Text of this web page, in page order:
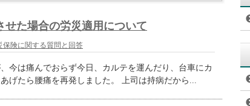
せた場合の労災適用について
保険に関する質問と回答
今は痛んでおらず今日、カルテを運んだり、台車にカ
げたら腰痛を再発しました。 上司は持病だから...